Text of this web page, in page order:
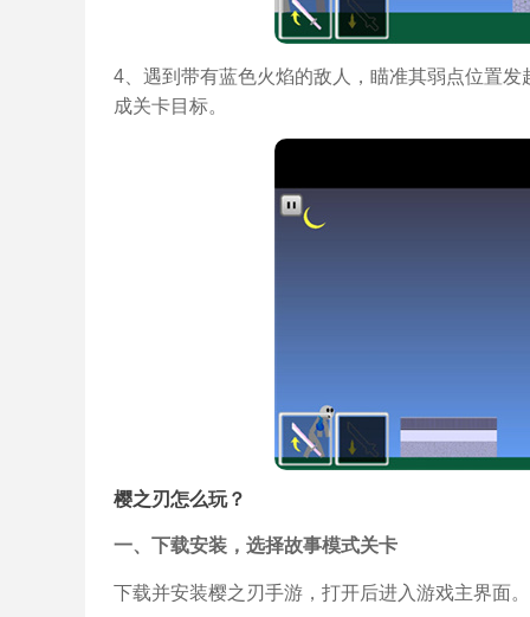
4、遇到带有蓝色火焰的敌人，瞄准其弱点位置
成关卡目标。
樱之刃怎么玩？
一、下载安装，选择故事模式关卡
下载并安装樱之刃手游，打开后进入游戏主界面。